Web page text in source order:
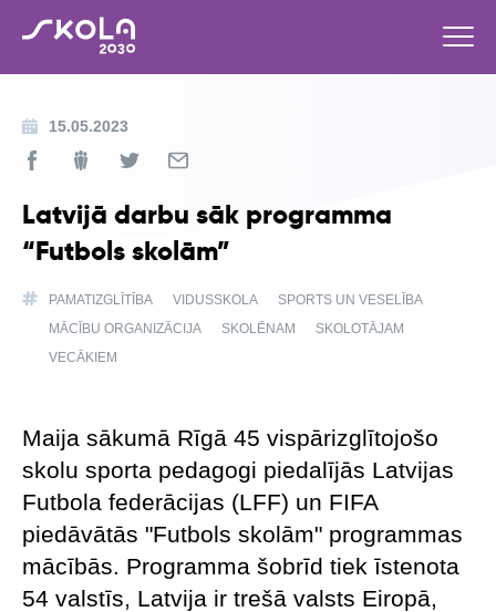
15.05.2023
Latvijā darbu sāk programma
“Futbols skolām”
PAMATIZGLĪTĪBA VIDUSSKOLA
SPORTS UN VESELĪBA
MĀCĪBU ORGANIZĀCIJA
SKOLĒNAM
SKOLOTĀJAM
VECĀKIEM
Maija sākumā Rīgā 45 vispārizglītojošo
skolu sporta pedagogi piedalījās Latvijas
Futbola federācijas (LFF) un FIFA
piedāvātās "Futbols skolām" programmas
mācībās. Programma šobrīd tiek īstenota
54 valstīs, Latvija ir trešā valsts Eiropā,